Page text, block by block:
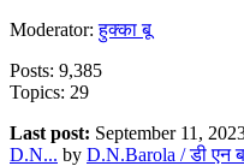
Moderator:हुक्का बू
Posts: 9,385
Topics: 29
Last post: September 11,
D.N... by D.N.Barola / डी एन